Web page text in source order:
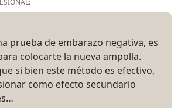
prueba de embarazo negativa, es
colocarte la nueva ampolla.
si bien este método es efectivo,
como efecto secundario